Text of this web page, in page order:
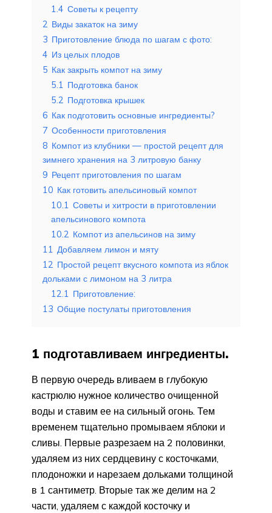
1.4 Советы к рецепту
2 Виды закаток на зиму
3 Приготовление блюда по шагам с фото:
4 Из целых плодов
5 Как закрыть компот на зиму
5.1 Подготовка банок
5.2 Подготовка крышек
6 Как подготовить основные ингредиенты?
7 Особенности приготовления
8 Компот из клубники — простой рецепт для
зимнего хранения на 3 литровую банку
9 Рецепт приготовления по шагам
10 Как готовить апельсиновый компот
10.1 Советы и хитрости в приготовлении
апельсинового компота
10.2 Компот из апельсинов на зиму
11 Добавляем лимон и мяту
12 Простой рецепт вкусного компота из яблок
дольками с лимоном на 3 литра
12.1 Приготовление:
13 Общие постулаты приготовления
1 подготавливаем ингредиенты.
В первую очередь вливаем в глубокую
кастрюлю нужное количество очищенной
воды и ставим ее на сильный огонь. Тем
временем тщательно промываем яблоки и
сливы. Первые разрезаем на 2 половинки,
удаляем из них сердцевину с косточками,
плодоножки и нарезаем дольками толщиной
в 1 сантиметр. Вторые так же делим на 2
части, удаляем с каждой косточку и